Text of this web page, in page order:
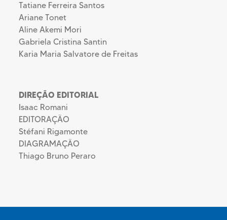
Tatiane Ferreira Santos
Ariane Tonet
Aline Akemi Mori
Gabriela Cristina Santin
Karia Maria Salvatore de Freitas
DIREÇÃO EDITORIAL
Isaac Romani
EDITORAÇÃO
Stéfani Rigamonte
DIAGRAMAÇÃO
Thiago Bruno Peraro